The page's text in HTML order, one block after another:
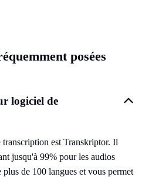
posées
logiciel de
est Transkriptor. Il
jusqu'à 99% pour les audios
de 100 langues et vous permet